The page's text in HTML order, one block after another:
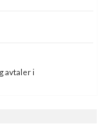
avtaler i